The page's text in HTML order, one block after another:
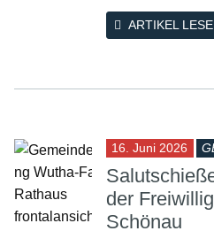
ARTIKEL
16. Juni 2026
der
Schönau